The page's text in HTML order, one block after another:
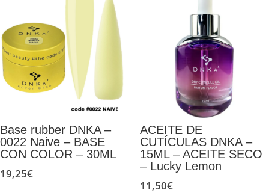
Base rubber DNKA –
0022 Naive – BASE
CON COLOR – 30ML
19,25€
ACEITE DE
CUTÍCULAS DNKA –
15ML – ACEITE SECO
– Lucky Lemon
11,50€